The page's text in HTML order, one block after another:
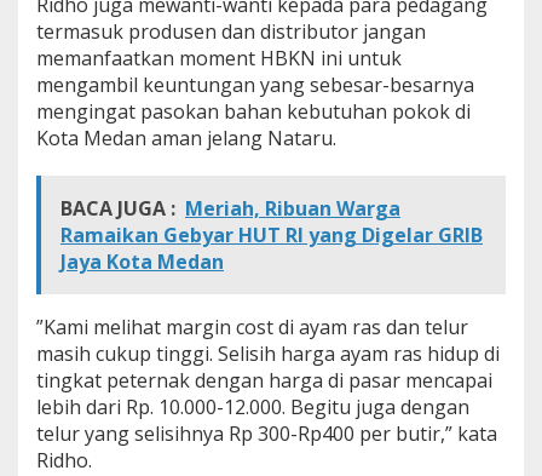
termasuk produsen dan distributor jangan
memanfaatkan moment HBKN ini untuk
mengambil keuntungan yang sebesar-besarnya
mengingat pasokan bahan kebutuhan pokok di
Kota Medan aman jelang Nataru.
BACA JUGA : Meriah, Ribuan Warga
Ramaikan Gebyar HUT RI yang Digelar GRIB
Jaya Kota Medan
”Kami melihat margin cost di ayam ras dan telur
masih cukup tinggi. Selisih harga ayam ras hidup di
tingkat peternak dengan harga di pasar mencapai
lebih dari Rp. 10.000-12.000. Begitu juga dengan
telur yang selisihnya Rp 300-Rp400 per butir,” kata
Ridho.